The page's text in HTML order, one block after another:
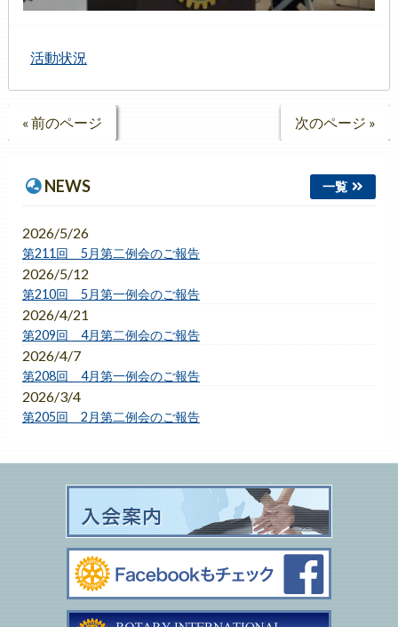
活動状況
« 前のページ 次のページ »
NEWS 一覧
2026/5/26
第211回 5月第二例会のご報告
2026/5/12
第210回 5月第一例会のご報告
2026/4/21
第209回 4月第二例会のご報告
2026/4/7
第208回 4月第一例会のご報告
2026/3/4
第205回 2月第二例会のご報告